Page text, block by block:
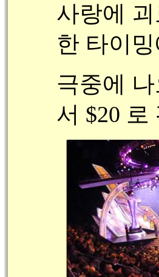
사랑에
한 타이
극중에
서 $20 로